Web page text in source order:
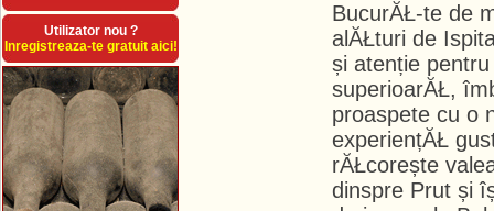
Utilizator nou ?
Inregistreaza-te gratuit aici!
BucurĂŁ-te de
alĂŁturi de
și atenție
superioarĂŁ,
proaspete cu o
experiențĂŁ
rĂŁcorește
dinspre Prut și